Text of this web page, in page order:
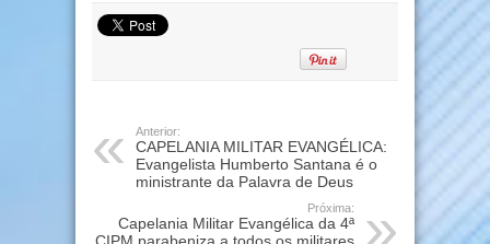
Anterior:
CAPELANIA MILITAR EVANGÉLICA:
Evangelista Humberto Santana é o
ministrante da Palavra de Deus
Próxima:
Capelania Militar Evangélica da 4ª
CIPM parabeniza a todos os militares